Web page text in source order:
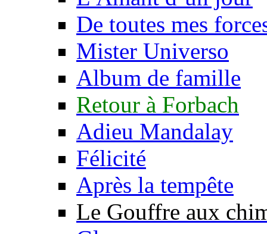
De toutes mes
Mister Universo
Album de famille
Retour à Forbach
Adieu Mandalay
Félicité
Après la tempête
Le Gouffre aux